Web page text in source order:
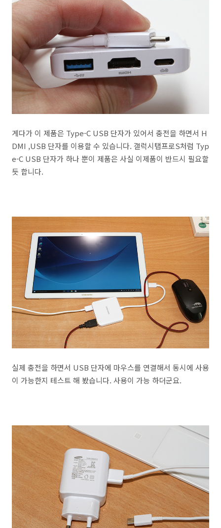
게다가 이 제품은 Type-C USB 단자가 있어서 충전을 하면서 H
DMI ,USB 단자를 이용할 수 있습니다. 갤럭시탭프로S처럼 Typ
e-C USB 단자가 하나 뿐이 제품은 사실 이제품이 반드시 필요할
듯 합니다.
실제 충전을 하면서 USB 단자에 마우스를 연결해서 동시에 사용
이 가능한지 테스트 해 봤습니다. 사용이 가능 하더군요.